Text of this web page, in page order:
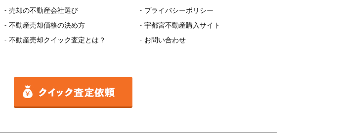
売却の不動産会社選び
不動産売却価格の決め方
不動産売却クイック査定とは？
プライバシーポリシー
宇都宮不動産購入サイト
お問い合わせ